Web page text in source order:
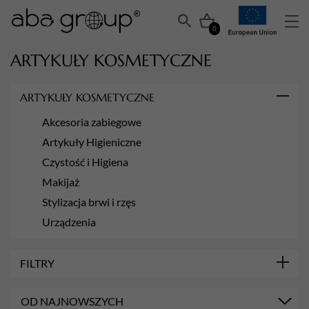
0
ARTYKUŁY KOSMETYCZNE
ARTYKUŁY KOSMETYCZNE
Akcesoria zabiegowe
Artykuły Higieniczne
Czystość i Higiena
Makijaż
Stylizacja brwi i rzęs
Urządzenia
FILTRY
OD NAJNOWSZYCH